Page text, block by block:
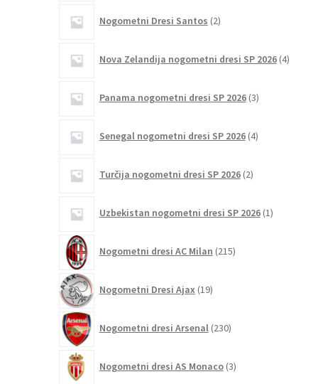
Nogometni Dresi Santos 2izdelka
Nova Zelandija nogometni dresi SP 2026 4izdelki
Panama nogometni dresi SP 2026 3izdelki
Senegal nogometni dresi SP 2026 4izdelki
Turčija nogometni dresi SP 2026 2izdelka
Uzbekistan nogometni dresi SP 2026 1izdelek
Nogometni dresi AC Milan 215izdelkov
Nogometni Dresi Ajax 19izdelkov
Nogometni dresi Arsenal 230izdelkov
Nogometni dresi AS Monaco 3izdelki